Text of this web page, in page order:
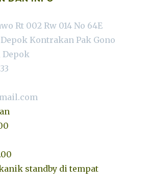
Rt 002 Rw 014 No 64E
Kontrakan Pak Gono
Depok
standby di tempat